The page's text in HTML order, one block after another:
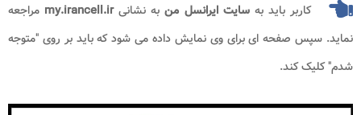
کاربر باید بهسایت ایرانسل منبه نشانیmy.irancell.ir مراجعه
نماید. سپس صفحه ای برای وی نمایش داده می شود که باید بر روی "متوجه
شدم" کلیک کند.